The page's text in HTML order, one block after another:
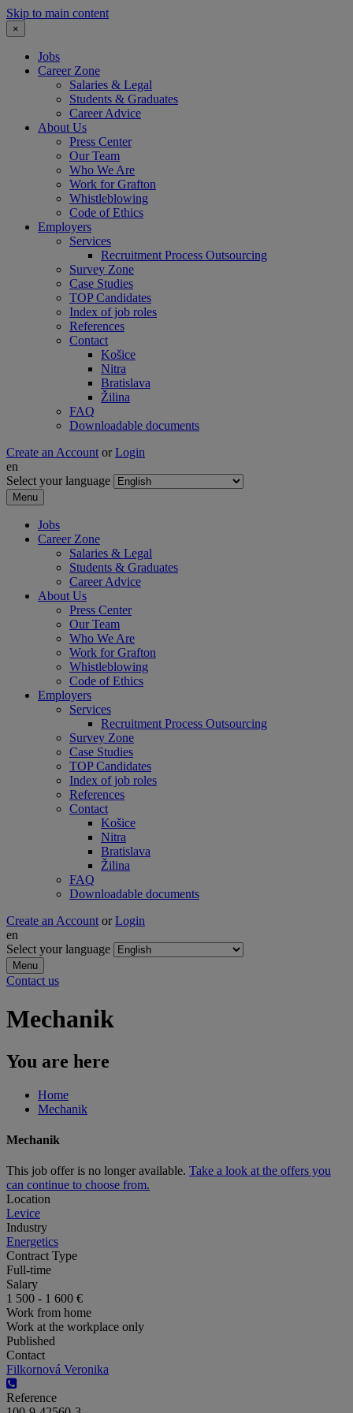
Skip to main content
×
Jobs
Career Zone
Salaries & Legal
Students & Graduates
Career Advice
About Us
Press Center
Our Team
Who We Are
Work for Grafton
Whistleblowing
Code of Ethics
Employers
Services
Recruitment Process Outsourcing
Survey Zone
Case Studies
TOP Candidates
Index of job roles
References
Contact
Košice
Nitra
Bratislava
Žilina
FAQ
Downloadable documents
Create an Account or Login
en
Select your language
Menu
Jobs
Career Zone
Salaries & Legal
Students & Graduates
Career Advice
About Us
Press Center
Our Team
Who We Are
Work for Grafton
Whistleblowing
Code of Ethics
Employers
Services
Recruitment Process Outsourcing
Survey Zone
Case Studies
TOP Candidates
Index of job roles
References
Contact
Košice
Nitra
Bratislava
Žilina
FAQ
Downloadable documents
Create an Account or Login
en
Select your language
Menu
Contact us
Mechanik
You are here
Home
Mechanik
Mechanik
This job offer is no longer available. Take a look at the offers you
can continue to choose from.
Location
Levice
Industry
Energetics
Contract Type
Full-time
Salary
1 500 - 1 600 €
Work from home
Work at the workplace only
Published
Contact
Filkornová Veronika
Reference